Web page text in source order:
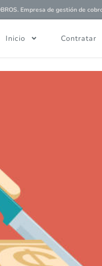
Empresa de gestión de
Inicio Contratar